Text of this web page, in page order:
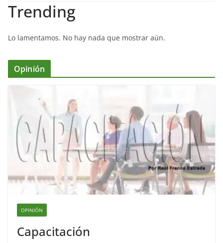
Trending
Lo lamentamos. No hay nada que mostrar aún.
Opinión
OPINIÓN
Capacitación